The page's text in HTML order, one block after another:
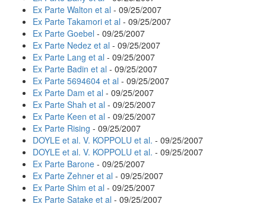
Ex Parte Walton et al - 09/25/2007
Ex Parte Takamori et al - 09/25/2007
Ex Parte Goebel - 09/25/2007
Ex Parte Nedez et al - 09/25/2007
Ex Parte Lang et al - 09/25/2007
Ex Parte Badin et al - 09/25/2007
Ex Parte 5694604 et al - 09/25/2007
Ex Parte Dam et al - 09/25/2007
Ex Parte Shah et al - 09/25/2007
Ex Parte Keen et al - 09/25/2007
Ex Parte Rising - 09/25/2007
DOYLE et al. V. KOPPOLU et al. - 09/25/2007
DOYLE et al. V. KOPPOLU et al. - 09/25/2007
Ex Parte Barone - 09/25/2007
Ex Parte Zehner et al - 09/25/2007
Ex Parte Shim et al - 09/25/2007
Ex Parte Satake et al - 09/25/2007